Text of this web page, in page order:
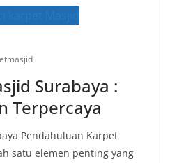
Surabaya :
Terpercaya
Pendahuluan Karpet
satu elemen penting yang